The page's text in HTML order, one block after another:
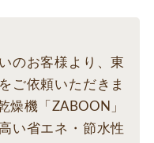
のお客様より、東
ご依頼いただきま
燥機「ZABOON」
い省エネ・節水性